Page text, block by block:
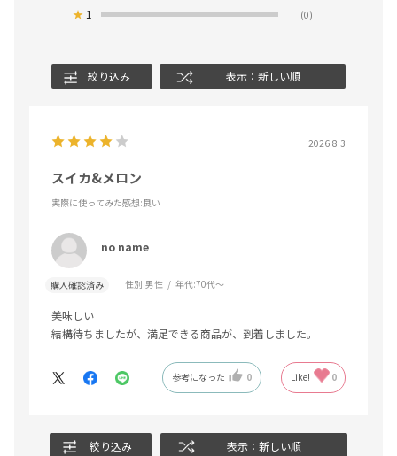
★ 1 (0)
絞り込み 表示：新しい順
2026.8.3
スイカ&メロン
実際に使ってみた感想:良い
no name
購入確認済み 性別:男性 年代:70代～
美味しい
結構待ちましたが、満足できる商品が、到着しました。
参考になった 0 Like! 0
絞り込み 表示：新しい順